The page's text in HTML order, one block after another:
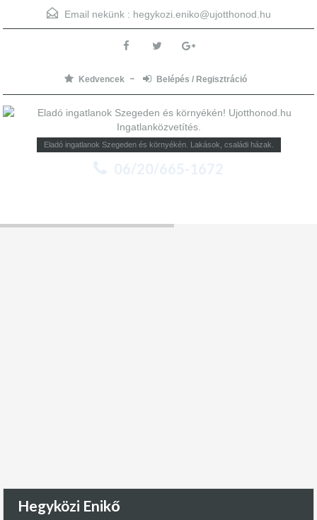
Email nekünk : hegykozi.eniko@ujotthonod.hu
Kedvencek Belépés / Regisztráció
Eladó ingatlanok Szegeden és környékén. Lakások, családi házak.
06/20/665-1672
Hegyközi Enikő